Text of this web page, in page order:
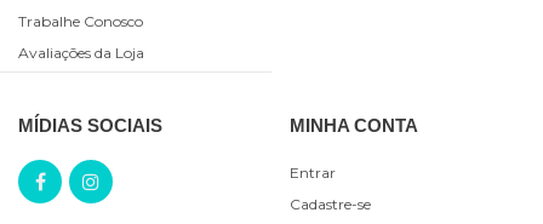
Trabalhe Conosco
Avaliações da Loja
MÍDIAS SOCIAIS MINHA CONTA
Entrar
Cadastre-se